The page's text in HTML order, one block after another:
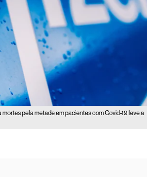
pela metade em pacientes com Covid-19 leve a